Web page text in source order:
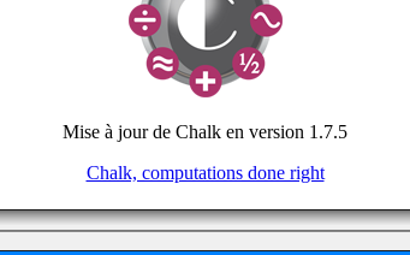
Mise à jour de Chalk en version 1.7.5
Chalk, computations done right